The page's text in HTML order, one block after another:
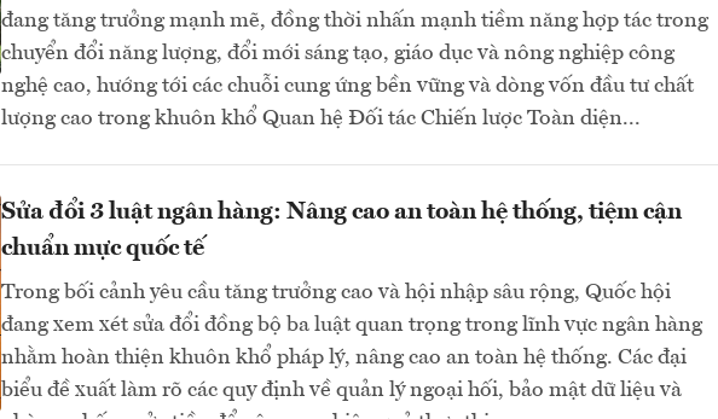
đang tăng trưởng mạnh mẽ, đồng thời nhấn mạnh tiềm năng hợp tác trong
chuyển đổi năng lượng, đổi mới sáng tạo, giáo dục và nông nghiệp công
nghệ cao, hướng tới các chuỗi cung ứng bền vững và dòng vốn đầu tư chất
lượng cao trong khuôn khổ Quan hệ Đối tác Chiến lược Toàn diện...
Sửa đổi 3 luật ngân hàng: Nâng cao an toàn hệ thống, tiệm cận
chuẩn mực quốc tế
Trong bối cảnh yêu cầu tăng trưởng cao và hội nhập sâu rộng, Quốc hội
đang xem xét sửa đổi đồng bộ ba luật quan trọng trong lĩnh vực ngân hàng
nhằm hoàn thiện khuôn khổ pháp lý, nâng cao an toàn hệ thống. Các đại
biểu đề xuất làm rõ các quy định về quản lý ngoại hối, bảo mật dữ liệu và